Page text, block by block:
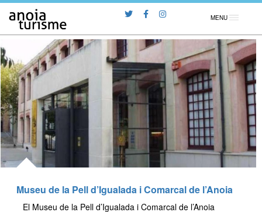
MENU
Museu de la Pell d’Igualada i Comarcal de l’Anoia
El Museu de la Pell d’Igualada i Comarcal de l’Anoia